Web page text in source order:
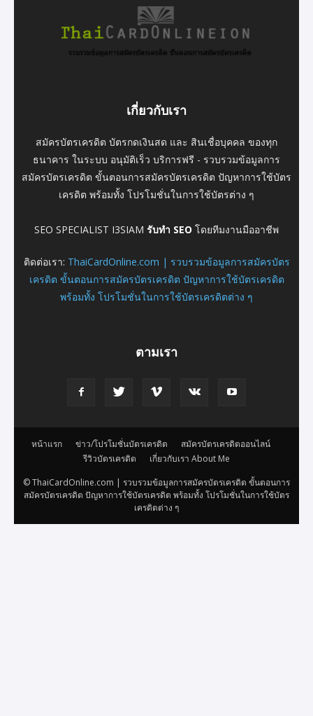
เกี่ยวกับเรา
สมัครบัตรเครดิต บัตรกดเงินสด และ สินเชื่อบุคคล ของทุก
ธนาคาร ในระบบ อนุมัติเร็ว บริการฟรี - รวบรวมข้อมูลการ
สมัครบัตรเครดิต ขั้นตอนการสมัครบัตรเครดิต ปัญหาการใช้บัตร
เครดิต พร้อมทั้ง โปรโมชั่นในการใช้บัตรต่าง ๆ
SEO SPECIALIST I3SIAM รับทำ SEO โดยทีมงานมืออาชีพ
ติดต่อเรา: ThaiCardOnline.com | รวบรวมข้อมูลการสมัครบัตร
เครดิต ขั้นตอนการสมัครบัตรเครดิต ปัญหาการใช้บัตรเครดิต
พร้อมทั้ง โปรโมชั่นในการใช้บัตรเครดิตต่าง ๆ
ตามเรา
หน้าแรก ข่าว/โปรโมชั่นบัตรเครดิต
สมัครบัตรเครดิตออนไลน์
รีวิวบัตรเครดิต
เกี่ยวกับเรา About Me
© ThaiCardOnline.com | รวบรวมข้อมูลการสมัครบัตรเครดิต ขั้นตอนการ
สมัครบัตรเครดิต ปัญหาการใช้บัตรเครดิต พร้อมทั้ง โปรโมชั่นในการใช้บัตร
เครดิตต่าง ๆ